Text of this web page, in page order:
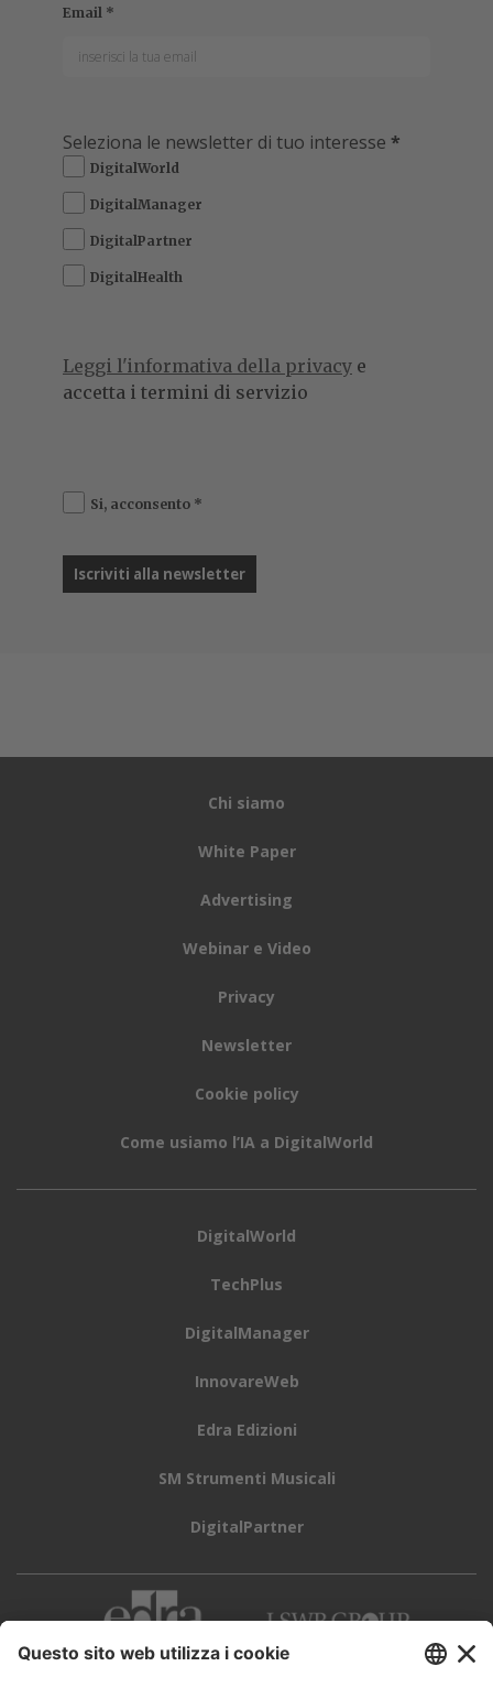
Email *
Seleziona le newsletter di tuo interesse *
DigitalWorld
DigitalManager
DigitalPartner
DigitalHealth
Leggi l'informativa della privacy e
accetta i termini di servizio
Si, acconsento *
Chi siamo
White Paper
Advertising
Webinar e Video
Privacy
Newsletter
Cookie policy
Come usiamo l’IA a DigitalWorld
DigitalWorld
TechPlus
DigitalManager
InnovareWeb
Edra Edizioni
SM Strumenti Musicali
DigitalPartner